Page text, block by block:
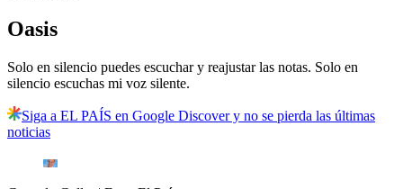
Oasis
Solo en silencio puedes escuchar y reajustar las notas. Solo en
silencio escuchas mi voz silente.
Siga a EL PAÍS en Google Discover y no se pierda las últimas
noticias